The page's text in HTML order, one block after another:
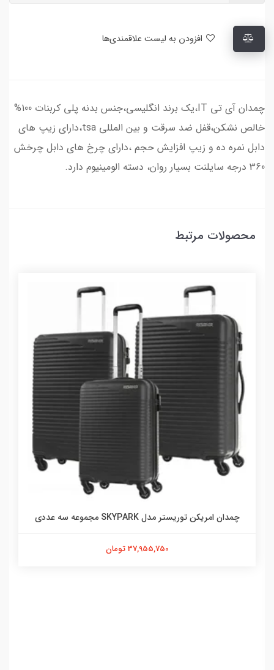
چمدان آی تی IT،یک برند انگلیسی،جنس بدنه پلی کربنات 100%
خالص نشکن،قفل ضد سرقت و بین المللی tsa،دارای زیپ های
دابل نمره ده و زیپ افزایش حجم ،دارای چرخ های دابل چرخش
360 درجه سایلنت بسیار روان، دسته الومینیوم دارد.
محصولات مرتبط
چمدان امریکن توریستر مدل SKYPARK مجموعه سه عددی
37,955,750 تومان